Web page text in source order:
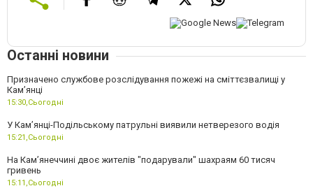
Останні новини
Призначено службове розслідування пожежі на сміттєзвалищі у
Кам’янці
15:30,Сьогодні
У Кам’янці-Подільському патрульні виявили нетверезого водія
15:21,Сьогодні
На Камʼянеччині двоє жителів "подарували" шахраям 60 тисяч
гривень
15:11,Сьогодні